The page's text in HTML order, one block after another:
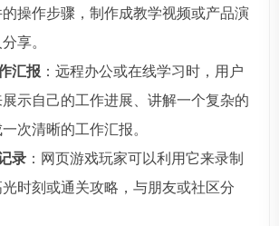
操作步骤，制作成教学视频或产品演
享。
汇报 ：远程办公或在线学习时，用户
示自己的工作进展、讲解一个复杂的
次清晰的工作汇报。
录 ：网页游戏玩家可以利用它来录制
时刻或通关攻略，与朋友或社区分